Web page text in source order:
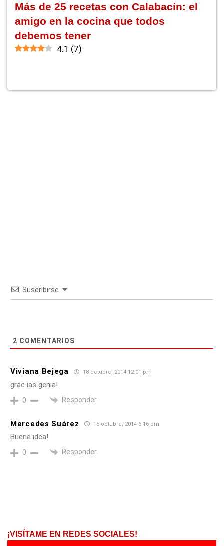
Más de 25 recetas con Calabacín: el
amigo en la cocina que todos
debemos tener
4.1 (7)
Suscribirse
2 COMENTARIOS
Viviana Bejega 18 octubre, 2014 12:01 pm
grac ias genia!
0 Responder
Mercedes Suárez 15 octubre, 2014 6:16 pm
Buena idea!
0 Responder
¡VISÍTAME EN REDES SOCIALES!